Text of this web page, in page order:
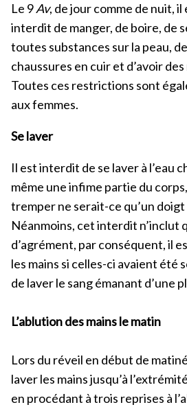
Le 9Av, de jour comme de nuit,
interdit de manger, de boire, de
toutes substances sur la peau,
chaussures en cuir et d’avoir
Toutes ces restrictions sont
aux femmes.
Se laver
Il est interdit de se laver à l’eau
même une infime partie du
tremper ne serait-ce qu’un doigt
Néanmoins, cet interdit n’inclut
d’agrément, par conséquent, il
les mains si celles-ci avaient été
de laver le sang émanant d’une
L’ablution des mains le matin
Lors du réveil en début de
laver les mains jusqu’à
en procédant à trois reprises à